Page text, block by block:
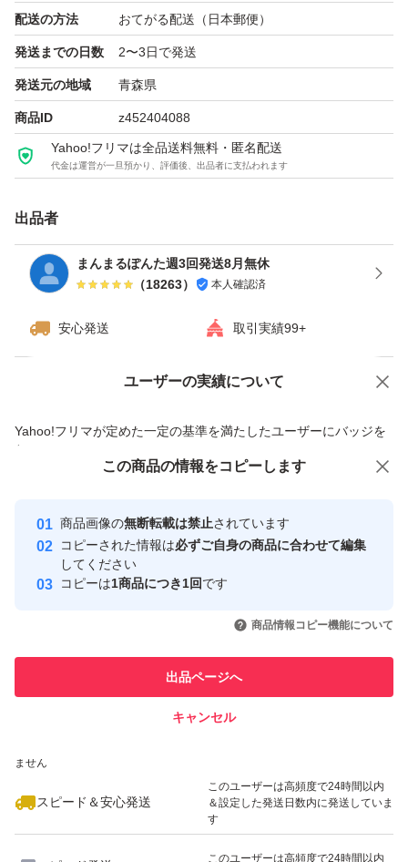
日曜締切→月曜発送
火曜締切→水曜発送
木曜締切→金曜発送
期日に間に合うよう早めに発送する場合があります。病気
怪我などアクシデントの場合は代行者がいないため遅延や
キャンセルとなる可能性があります。発送後の第三者によ
任を負いません。
配送の方法 おてがる配送（日本郵便）
発送までの日数 2〜3日で発送
発送元の地域 青森県
商品ID z452404088
Yahoo!フリマは全品送料無料・匿名配送
代金は運営が一旦預かり、評価後、出品者に支払われます
出品者
まんまるぽんた週3回発送8月無休
（18263） 本人確認済
安心発送 取引実績99+
ユーザーの実績について
Yahoo!フリマが定めた一定の基準を満たしたユーザーにバッジを
付与しています
安心取引出品者
心・安全なユーザーです
取引実績
引を完了させた実績があります
での取引実績があります
ません
スピード＆安心発送
このユーザーは高頻度で24時間以内
＆設定した発送日数内に発送していま
す
このユーザーは高頻度で24時間以内
価格の相談 商品への質問
この商品の情報をコピーします
商品画像の無断転載は禁止されています
コピーされた情報は必ずご自身の商品に合わせて編集
してください
コピーは1商品につき1回です
商品情報コピー機能について
出品ページへ
キャンセル
この商品をみている人にオススメ